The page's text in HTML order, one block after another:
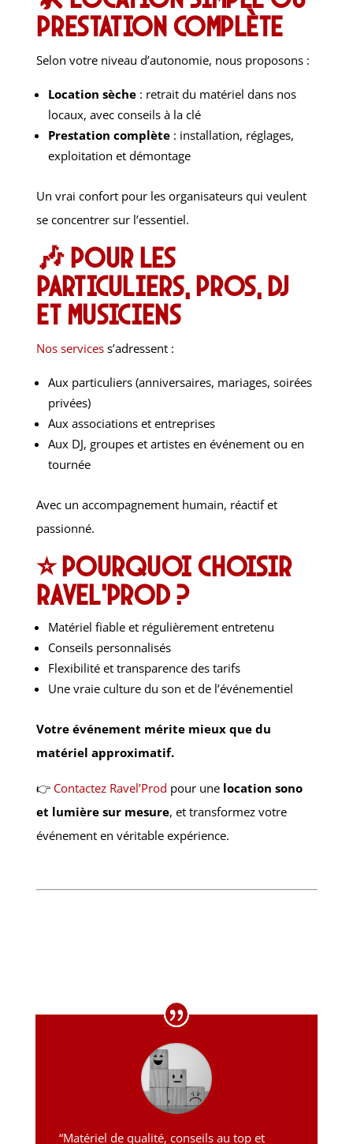
prestation complète
Selon votre niveau d’autonomie, nous proposons :
Location sèche: retrait du matériel dans nos
locaux, avec conseils à la clé
Prestation complète: installation, réglages,
exploitation et démontage
Un vrai confort pour les organisateurs qui veulent
se concentrer sur l’essentiel.
🎶 Pour les
particuliers, pros, DJ
et musiciens
Nos servicess’adressent :
Aux particuliers (anniversaires, mariages, soirées
privées)
Aux associations et entreprises
Aux DJ, groupes et artistes en événement ou en
tournée
Avec un accompagnement humain, réactif et
passionné.
⭐ Pourquoi choisir
Ravel’Prod ?
Matériel fiable et régulièrement entretenu
Conseils personnalisés
Flexibilité et transparence des tarifs
Une vraie culture du son et de l’événementiel
Votre événement mérite mieux que du
matériel approximatif.
👉 Contactez Ravel’Prod pour une location sono
et lumière sur mesure, et transformez votre
événement en véritable expérience.
“Matériel de qualité, conseils au top et